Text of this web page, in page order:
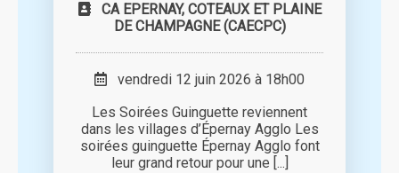
CA EPERNAY, COTEAUX ET PLAINE
DE CHAMPAGNE (CAECPC)
vendredi 12 juin 2026 à 18h00
Les Soirées Guinguette reviennent
dans les villages d’Épernay Agglo Les
soirées guinguette Épernay Agglo font
leur grand retour pour une [...]